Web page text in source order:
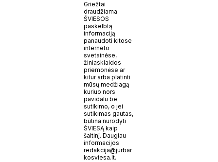
Griežtai
draudžiama
ŠVIESOS
paskelbtą
informaciją
panaudoti kitose
interneto
svetainėse,
žiniasklaidos
priemonėse ar
kitur arba platinti
mūsų medžiagą
kuriuo nors
pavidalu be
sutikimo, o jei
sutikimas gautas,
būtina nurodyti
ŠVIESĄ kaip
šaltinį. Daugiau
informacijos
redakcija@jurbar
kosviesa.lt.